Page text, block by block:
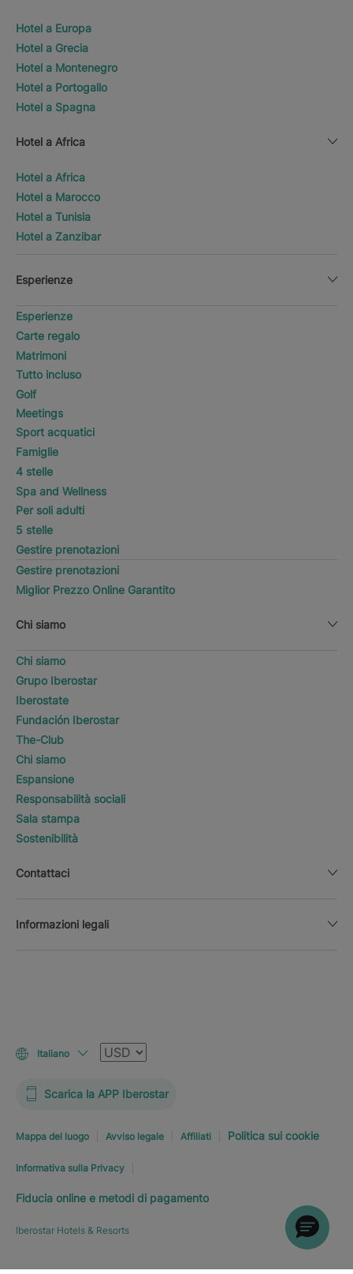
Hotel a Europa
Hotel a Grecia
Hotel a Montenegro
Hotel a Portogallo
Hotel a Spagna
Hotel a Africa
Hotel a Africa
Hotel a Marocco
Hotel a Tunisia
Hotel a Zanzibar
Esperienze
Esperienze
Carte regalo
Matrimoni
Tutto incluso
Golf
Meetings
Sport acquatici
Famiglie
4 stelle
Spa and Wellness
Per soli adulti
5 stelle
Gestire prenotazioni
Gestire prenotazioni
Miglior Prezzo Online Garantito
Chi siamo
Chi siamo
Grupo Iberostar
Iberostate
Fundación Iberostar
The-Club
Chi siamo
Espansione
Responsabilità sociali
Sala stampa
Sostenibilità
Contattaci
Informazioni legali
Italiano Valuta
Scarica la APP Iberostar
Mappa del luogo Avviso legale Affiliati Politica sui cookie
Informativa sulla Privacy
Fiducia online e metodi di pagamento
Iberostar Hotels & Resorts